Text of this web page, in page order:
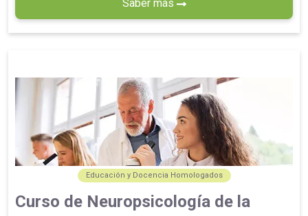
Saber más
Educación y Docencia Homologados
Curso de Neuropsicología de la